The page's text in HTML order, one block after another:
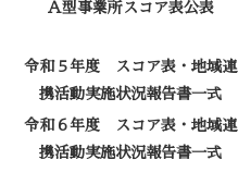
Ａ型事業所スコア表公表
令和５年度 スコア表・地域連
携活動実施状況報告書一式
令和６年度 スコア表・地域連
携活動実施状況報告書一式